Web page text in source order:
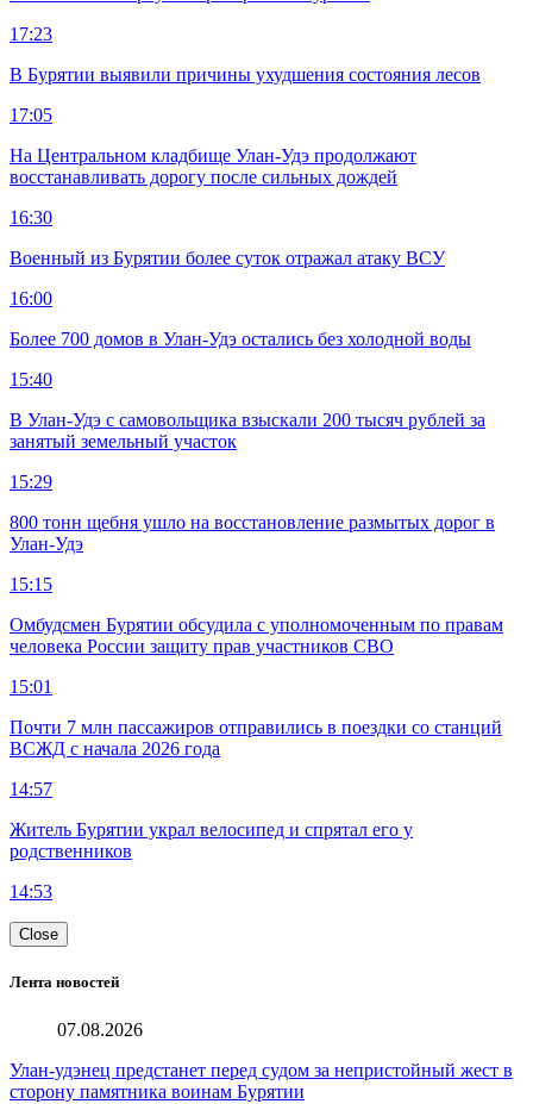
17:23
В Бурятии выявили причины ухудшения состояния лесов
17:05
На Центральном кладбище Улан-Удэ продолжают
восстанавливать дорогу после сильных дождей
16:30
Военный из Бурятии более суток отражал атаку ВСУ
16:00
Более 700 домов в Улан-Удэ остались без холодной воды
15:40
В Улан-Удэ с самовольщика взыскали 200 тысяч рублей за
занятый земельный участок
15:29
800 тонн щебня ушло на восстановление размытых дорог в
Улан-Удэ
15:15
Омбудсмен Бурятии обсудила с уполномоченным по правам
человека России защиту прав участников СВО
15:01
Почти 7 млн пассажиров отправились в поездки со станций
ВСЖД с начала 2026 года
14:57
Житель Бурятии украл велосипед и спрятал его у
родственников
14:53
Close
Лента новостей
07.08.2026
Улан-удэнец предстанет перед судом за непристойный жест в
сторону памятника воинам Бурятии